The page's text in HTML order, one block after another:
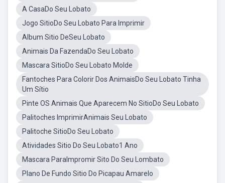
A CasaDo Seu Lobato
Jogo SitioDo Seu Lobato Para Imprimir
Album Sitio DeSeu Lobato
Animais Da FazendaDo Seu Lobato
Mascara SitioDo Seu Lobato Molde
Fantoches Para Colorir Dos AnimaisDo Seu Lobato Tinha
Um Sítio
Pinte OS Animais Que Aparecem No SitioDo Seu Lobato
Palitoches ImprimirAnimais Seu Lobato
Palitoche SitioDo Seu Lobato
Atividades Sitio Do Seu Lobato1 Ano
Mascara ParaImpromir Sito Do Seu Lombato
Plano De Fundo Sitio Do Picapau Amarelo